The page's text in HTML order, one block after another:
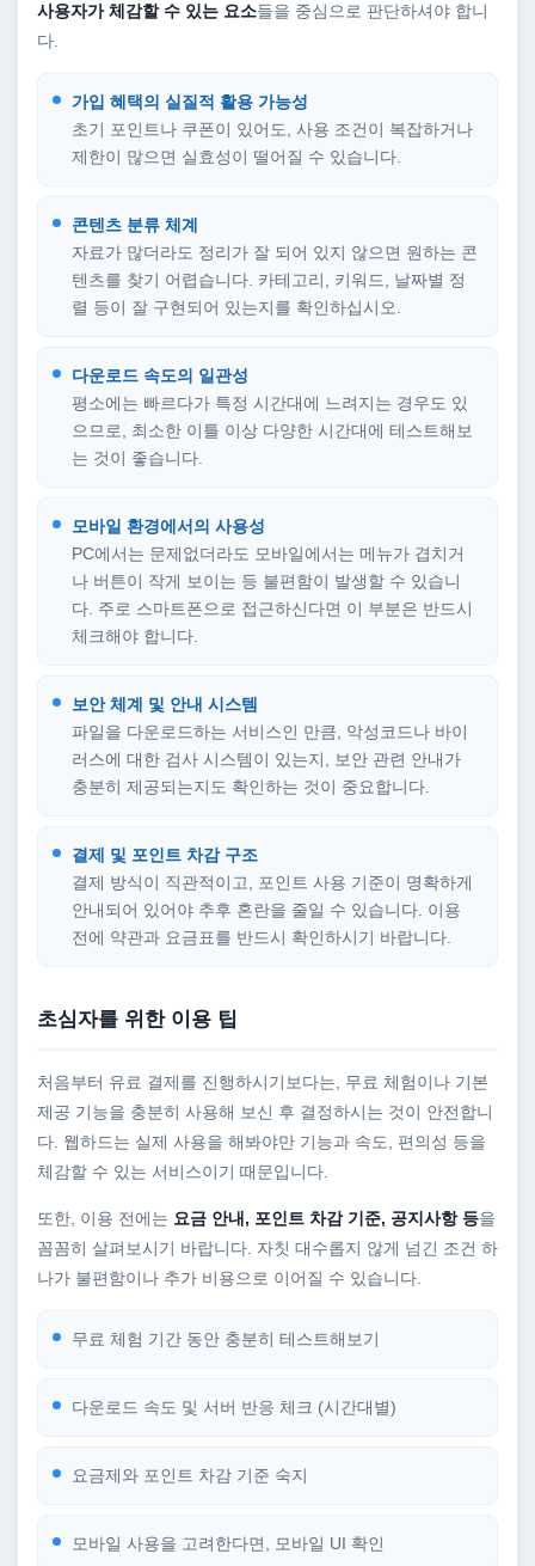
사용자가 체감할 수 있는 요소들을 중심으로 판단하셔야 합니
다.
가입 혜택의 실질적 활용 가능성
초기 포인트나 쿠폰이 있어도, 사용 조건이 복잡하거나
제한이 많으면 실효성이 떨어질 수 있습니다.
콘텐츠 분류 체계
자료가 많더라도 정리가 잘 되어 있지 않으면 원하는 콘
텐츠를 찾기 어렵습니다. 카테고리, 키워드, 날짜별 정
렬 등이 잘 구현되어 있는지를 확인하십시오.
다운로드 속도의 일관성
평소에는 빠르다가 특정 시간대에 느려지는 경우도 있
으므로, 최소한 이틀 이상 다양한 시간대에 테스트해보
는 것이 좋습니다.
모바일 환경에서의 사용성
PC에서는 문제없더라도 모바일에서는 메뉴가 겹치거
나 버튼이 작게 보이는 등 불편함이 발생할 수 있습니
다. 주로 스마트폰으로 접근하신다면 이 부분은 반드시
체크해야 합니다.
보안 체계 및 안내 시스템
파일을 다운로드하는 서비스인 만큼, 악성코드나 바이
러스에 대한 검사 시스템이 있는지, 보안 관련 안내가
충분히 제공되는지도 확인하는 것이 중요합니다.
결제 및 포인트 차감 구조
결제 방식이 직관적이고, 포인트 사용 기준이 명확하게
안내되어 있어야 추후 혼란을 줄일 수 있습니다. 이용
전에 약관과 요금표를 반드시 확인하시기 바랍니다.
초심자를 위한 이용 팁
처음부터 유료 결제를 진행하시기보다는, 무료 체험이나 기본
제공 기능을 충분히 사용해 보신 후 결정하시는 것이 안전합니
다. 웹하드는 실제 사용을 해봐야만 기능과 속도, 편의성 등을
체감할 수 있는 서비스이기 때문입니다.
또한, 이용 전에는 요금 안내, 포인트 차감 기준, 공지사항 등을
꼼꼼히 살펴보시기 바랍니다. 자칫 대수롭지 않게 넘긴 조건 하
나가 불편함이나 추가 비용으로 이어질 수 있습니다.
무료 체험 기간 동안 충분히 테스트해보기
다운로드 속도 및 서버 반응 체크 (시간대별)
요금제와 포인트 차감 기준 숙지
모바일 사용을 고려한다면, 모바일 UI 확인